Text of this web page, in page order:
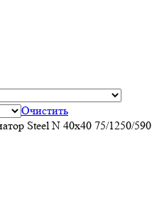
Очистить
Steel N 40х40 75/1250/590